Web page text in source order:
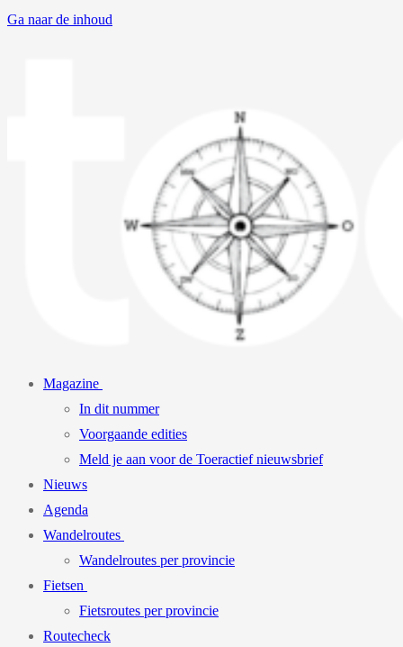
Ga naar de inhoud
Magazine
In dit nummer
Voorgaande edities
Meld je aan voor de Toeractief nieuwsbrief
Nieuws
Agenda
Wandelroutes
Wandelroutes per provincie
Fietsen
Fietsroutes per provincie
Routecheck